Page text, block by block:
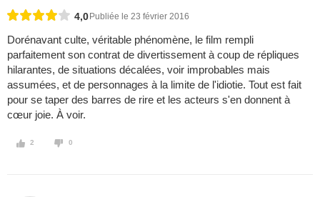
4,0 Publiée le 23 février 2016
Dorénavant culte, véritable phénomène, le film rempli
parfaitement son contrat de divertissement à coup de répliques
hilarantes, de situations décalées, voir improbables mais
assumées, et de personnages à la limite de l'idiotie. Tout est fait
pour se taper des barres de rire et les acteurs s'en donnent à
cœur joie. À voir.
2 0